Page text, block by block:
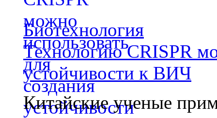
Биотехнология
Технологию CRISPR
устойчивости к ВИЧ
Китайские ученые